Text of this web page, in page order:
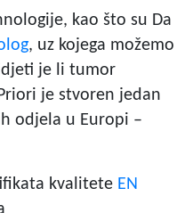
kao što su Da
, uz kojega možemo
je li tumor
je stvoren jedan
odjela u Europi –
kvalitete EN